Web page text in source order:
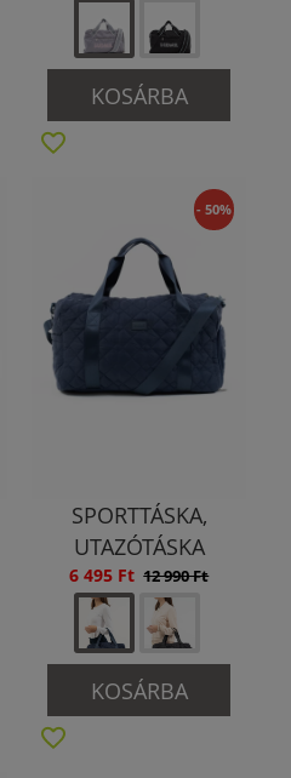
KOSÁRBA
- 50%
SPORTTÁSKA,
UTAZÓTÁSKA
6 495 Ft 12 990 Ft
KOSÁRBA